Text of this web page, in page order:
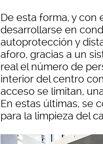
De esta forma, y con
desarrollarse en
autoprotección y
aforo, gracias a un
real el número de
interior del centro
acceso se limitan,
En estas últimas, se
para la limpieza del